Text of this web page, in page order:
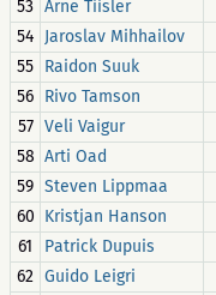
53 Arne Tiisler
54 Jaroslav Mihhailov
55 Raidon Suuk
56 Rivo Tamson
57 Veli Vaigur
58 Arti Oad
59 Steven Lippmaa
60 Kristjan Hanson
61
Patrick Dupuis
62 Guido Leigri